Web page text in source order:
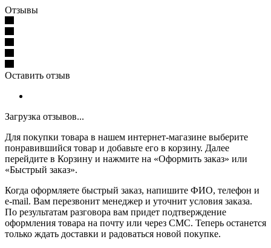
Отзывы
Оставить отзыв
Загрузка отзывов...
Для покупки товара в нашем интернет-магазине выберите
понравившийся товар и добавьте его в корзину. Далее
перейдите в Корзину и нажмите на «Оформить заказ» или
«Быстрый заказ».
Когда оформляете быстрый заказ, напишите ФИО, телефон и
e-mail. Вам перезвонит менеджер и уточнит условия заказа.
По результатам разговора вам придет подтверждение
оформления товара на почту или через СМС. Теперь останется
только ждать доставки и радоваться новой покупке.